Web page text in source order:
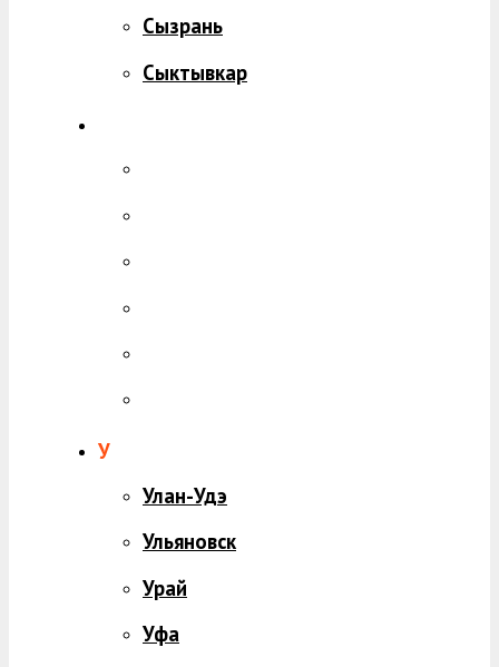
Сызрань
Сыктывкар
У
Улан-Удэ
Ульяновск
Урай
Уфа